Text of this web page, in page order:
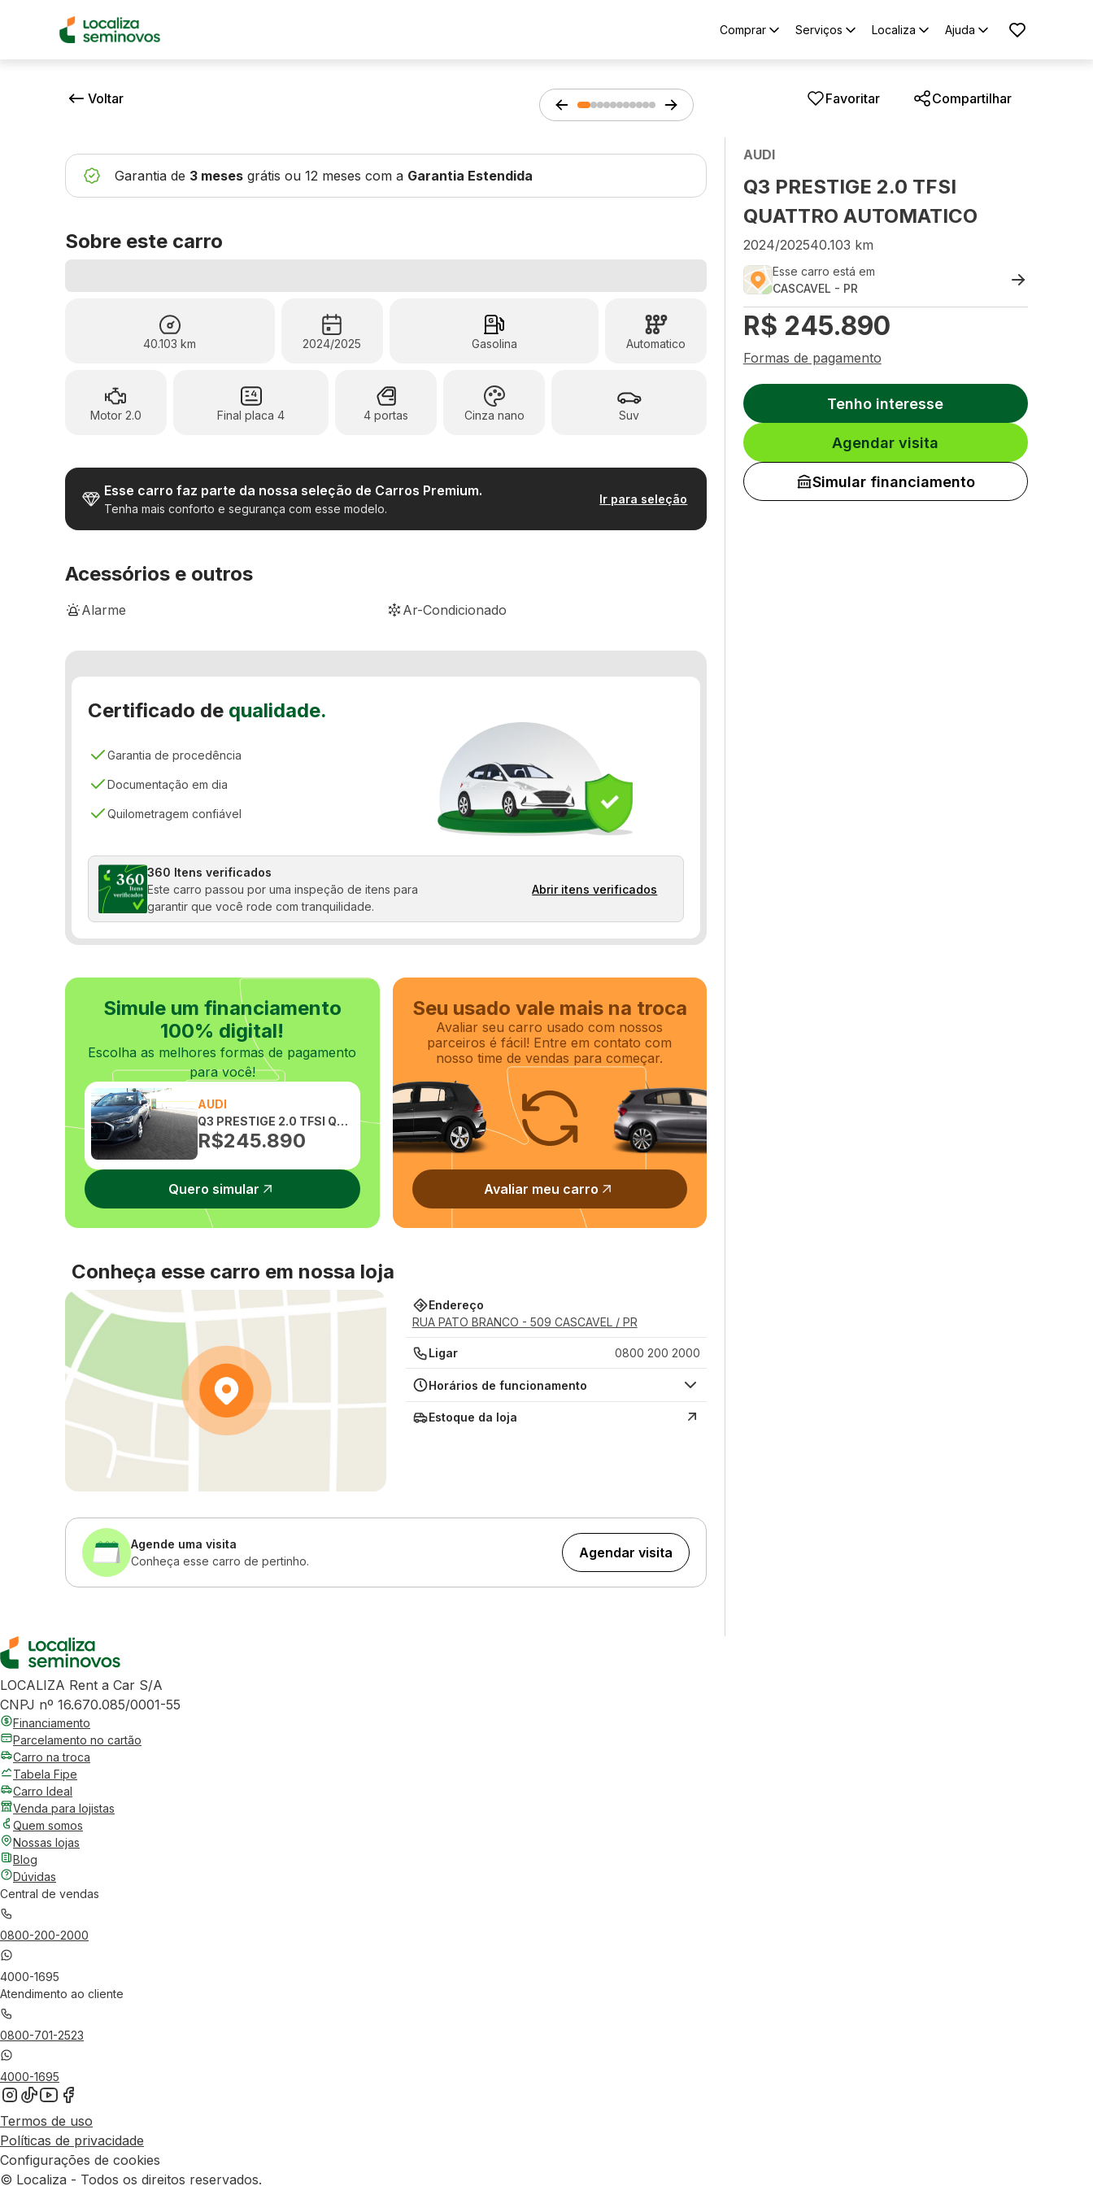
Comprar Serviços Localiza Ajuda
Voltar Favoritar Compartilhar
Garantia de 3 meses grátis ou 12 meses com a Garantia Estendida
Sobre este carro
40.103 km 2024/2025 Gasolina Automatico
Motor 2.0 Final placa 4 4 portas Cinza nano Suv
Esse carro faz parte da nossa seleção de Carros Premium.
Tenha mais conforto e segurança com esse modelo.
Ir para seleção
Acessórios e outros
Alarme
Ar-Condicionado
Comando de áudio e telefone no volante
Controle de estabilidade
Direção elétrica
Certificado de qualidade.
Garantia de procedência
Documentação em dia
Quilometragem confiável
360 Itens verificados
Este carro passou por uma inspeção de itens para
garantir que você rode com tranquilidade.
Abrir itens verificados
Simule um financiamento
100% digital!
Escolha as melhores formas de pagamento
para você!
AUDI
Q3 PRESTIGE 2.0 TFSI QUATTRO AUTOMATICO
R$245.890
Quero simular
Seu usado vale mais na troca
Avaliar seu carro usado com nossos
parceiros é fácil! Entre em contato com
nosso time de vendas para começar.
Avaliar meu carro
Conheça esse carro em nossa loja
Endereço
RUA PATO BRANCO - 509 CASCAVEL / PR
Ligar 0800 200 2000
Horários de funcionamento
Estoque da loja
Agende uma visita
Conheça esse carro de pertinho.
Agendar visita
AUDI
Q3 PRESTIGE 2.0 TFSI
QUATTRO AUTOMATICO
2024/202540.103 km
Esse carro está em
CASCAVEL - PR
R$ 245.890
Formas de pagamento
Tenho interesse
Agendar visita
Simular financiamento
LOCALIZA Rent a Car S/A
CNPJ nº 16.670.085/0001-55
Financiamento
Parcelamento no cartão
Carro na troca
Tabela Fipe
Carro Ideal
Venda para lojistas
Quem somos
Nossas lojas
Blog
Dúvidas
Central de vendas
0800-200-2000
4000-1695
Atendimento ao cliente
0800-701-2523
4000-1695
Termos de uso
Políticas de privacidade
Configurações de cookies
© Localiza - Todos os direitos reservados.